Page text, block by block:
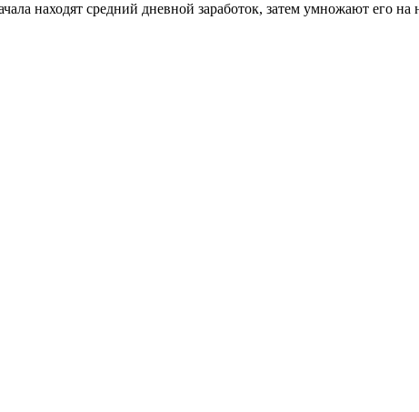
находят средний дневной заработок, затем умножают его на